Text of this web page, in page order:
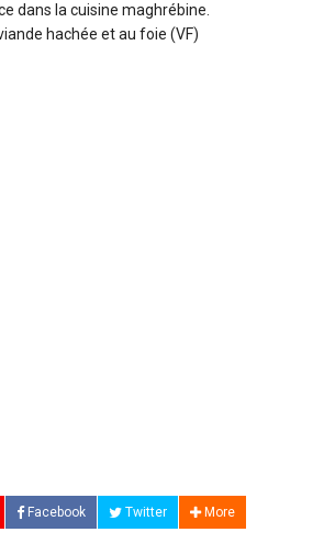
dans la cuisine maghrébine.
hachée et au foie (VF)
Facebook Twitter More